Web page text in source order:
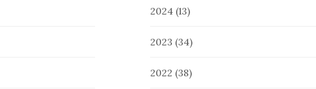
2024 (13)
2023 (34)
2022 (38)